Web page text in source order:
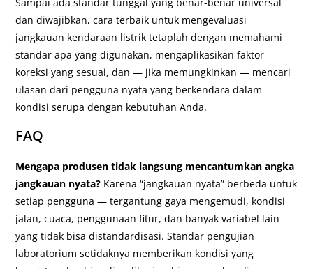
dan diwajibkan, cara terbaik untuk mengevaluasi
jangkauan kendaraan listrik tetaplah dengan memahami
standar apa yang digunakan, mengaplikasikan faktor
koreksi yang sesuai, dan — jika memungkinkan — mencari
ulasan dari pengguna nyata yang berkendara dalam
kondisi serupa dengan kebutuhan Anda.
FAQ
Mengapa produsen tidak langsung mencantumkan angka
jangkauan nyata? Karena “jangkauan nyata” berbeda untuk
setiap pengguna — tergantung gaya mengemudi, kondisi
jalan, cuaca, penggunaan fitur, dan banyak variabel lain
yang tidak bisa distandardisasi. Standar pengujian
laboratorium setidaknya memberikan kondisi yang